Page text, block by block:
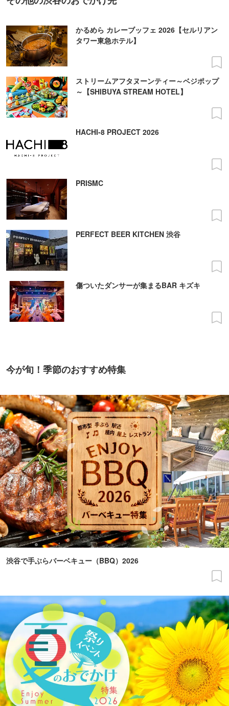
かるめら カレーブッフェ 2026【セルリアン
タワー東急ホテル】
ストリームアフタヌーンティー～ベジポップ
～【SHIBUYA STREAM HOTEL】
HACHI-8 PROJECT 2026
PRISMC
PERFECT BEER KITCHEN 渋谷
傷ついたダンサーが集まるBAR キズキ
今が旬！季節のおすすめ特集
渋谷で手ぶらバーベキュー（BBQ）2026